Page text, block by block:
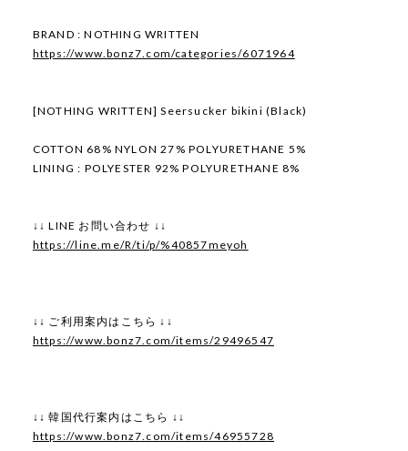
BRAND : NOTHING WRITTEN
https://www.bonz7.com/categories/6071964
[NOTHING WRITTEN] Seersucker bikini (Black)
COTTON 68% NYLON 27% POLYURETHANE 5%
LINING : POLYESTER 92% POLYURETHANE 8%
↓↓ LINE お問い合わせ ↓↓
https://line.me/R/ti/p/%40857meyoh
↓↓ ご利用案内はこちら ↓↓
https://www.bonz7.com/items/29496547
↓↓ 韓国代行案内はこちら ↓↓
https://www.bonz7.com/items/46955728